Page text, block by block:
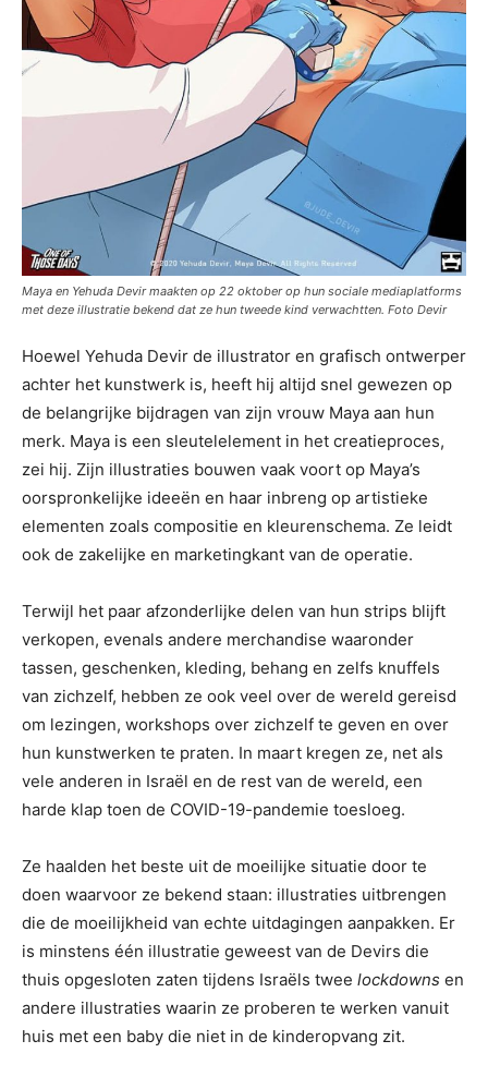
Maya en Yehuda Devir maakten op 22 oktober op hun sociale mediaplatforms
met deze illustratie bekend dat ze hun tweede kind verwachtten. Foto Devir
Hoewel Yehuda Devir de illustrator en grafisch ontwerper
achter het kunstwerk is, heeft hij altijd snel gewezen op
de belangrijke bijdragen van zijn vrouw Maya aan hun
merk. Maya is een sleutelelement in het creatieproces,
zei hij. Zijn illustraties bouwen vaak voort op Maya’s
oorspronkelijke ideeën en haar inbreng op artistieke
elementen zoals compositie en kleurenschema. Ze leidt
ook de zakelijke en marketingkant van de operatie.
Terwijl het paar afzonderlijke delen van hun strips blijft
verkopen, evenals andere merchandise waaronder
tassen, geschenken, kleding, behang en zelfs knuffels
van zichzelf, hebben ze ook veel over de wereld gereisd
om lezingen, workshops over zichzelf te geven en over
hun kunstwerken te praten. In maart kregen ze, net als
vele anderen in Israël en de rest van de wereld, een
harde klap toen de COVID-19-pandemie toesloeg.
Ze haalden het beste uit de moeilijke situatie door te
doen waarvoor ze bekend staan: illustraties uitbrengen
die de moeilijkheid van echte uitdagingen aanpakken. Er
is minstens één illustratie geweest van de Devirs die
thuis opgesloten zaten tijdens Israëls twee lockdowns en
andere illustraties waarin ze proberen te werken vanuit
huis met een baby die niet in de kinderopvang zit.